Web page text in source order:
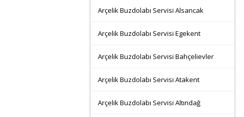
Arçelik Buzdolabı Servisi Alsancak
Arçelik Buzdolabı Servisi Egekent
Arçelik Buzdolabı Servisi Bahçelievler
Arçelik Buzdolabı Servisi Atakent
Arçelik Buzdolabı Servisi Altındağ